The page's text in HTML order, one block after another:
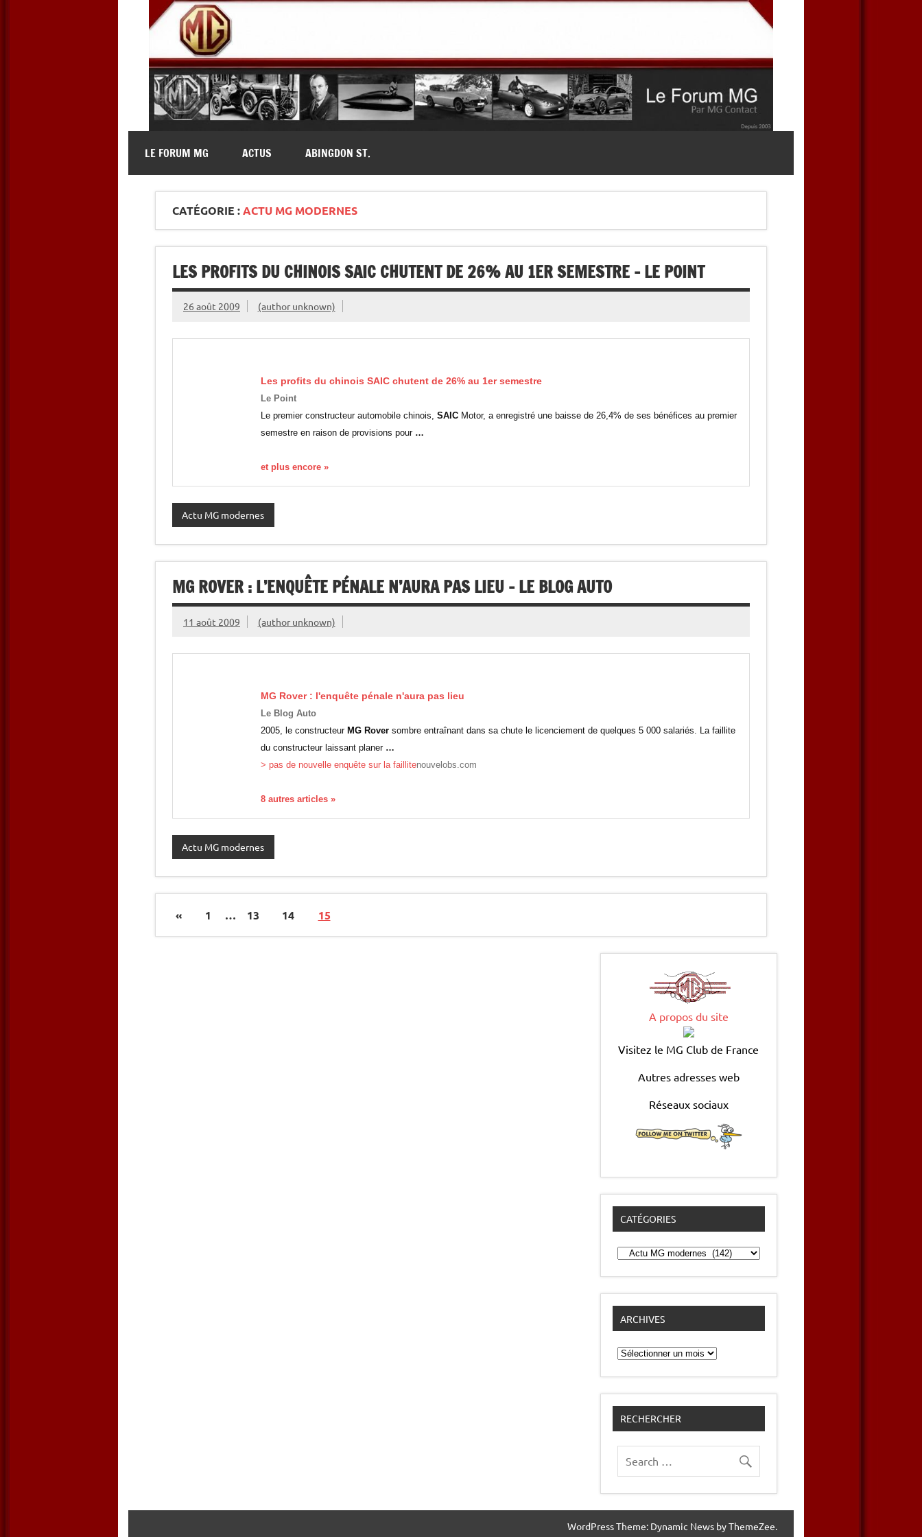
MG Contact
LE FORUM MG ACTUS ABINGDON ST.
CATÉGORIE :ACTU MG MODERNES
LES PROFITS DU CHINOIS SAIC CHUTENT DE 26% AU 1ER SEMESTRE – LE POINT
26 août 2009 (author unknown)
Les profits du chinois SAIC chutent de 26% au 1er semestre
Le Point
Le premier constructeur automobile chinois, SAIC Motor, a enregistré une baisse de 26,4% de ses bénéfices au premier
semestre en raison de provisions pour …
et plus encore »
Actu MG modernes
MG ROVER : L’ENQUÊTE PÉNALE N’AURA PAS LIEU – LE BLOG AUTO
11 août 2009 (author unknown)
MG Rover: l'enquête pénale n'aura pas lieu
Le Blog Auto
2005, le constructeur MG Rover sombre entraînant dans sa chute le licenciement de quelques 5 000 salariés. La faillite
du constructeur laissant planer …
> pas de nouvelle enquête sur la faillitenouvelobs.com
8 autres articles »
Actu MG modernes
« 1 … 13 14 15
A propos du site
Visitez le MG Club de France
Autres adresses web
Réseaux sociaux
CATÉGORIES
Catégories
ARCHIVES
Archives
RECHERCHER
WordPress Theme: Dynamic News by ThemeZee.